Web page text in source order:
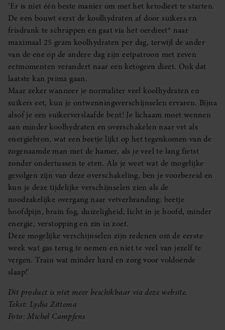
‘Er is niet één beste manier om met het ketodieet te starten.
De een bouwt eerst de koolhydraten af door suikers en
frisdrank te schrappen en gaat via het oerdieet* naar
maximaal 25 gram koolhydraten per dag, terwijl de ander
van de ene op de andere dag zijn eetpatroon met zeven
eetmomenten verandert naar een ketogeen dieet. Ook dat
laatste kan prima gaan.
Maar zeker wanneer je normaliter veel koolhydraten en
suikers eet, kun je ontwenningsverschijnselen ervaren. Bijna
alsof je een suikerverslaafde bent! Je lichaam moet wennen
aan minder koolhydraten en overschakelen naar vet als
energiebron, wat een beetje lijkt op het tegenkomen van de
zogenaamde man met de hamer, als je veel te lang fietst
zonder ondertussen te eten. Als je weet wat de mogelijke
gevolgen zijn van deze overschakeling, ben je voorbereid en
kun je deze tijdelijke verschijnselen zien als de
noodzakelijke overgang naar vetverbranding: beetje
hoofdpijn, brain fog, duizeligheid, licht in je hoofd, minder
energie, verstopping en zin in zoet.
Deze mogelijke verschijnselen zijn redenen om de eerste
week wat gas terug te nemen en niet te veel van jezelf te
vergen. Train wat minder hard en zorg voor voldoende
slaap!’
Dit product is niet meer beschikbaar via deze website.
Tekst: Lydia Zittema
Foto: Michel Campfens